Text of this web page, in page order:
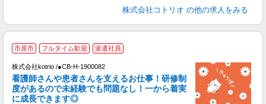
株式会社コトリオ の他の求人をみる
市原市 フルタイム歓迎 派遣社員
株式会社kotrio /●CB-H-1900082
看護師さんや患者さんを支えるお仕事！研修制
度があるので未経験でも問題なし！一から着実
に成長できます◎